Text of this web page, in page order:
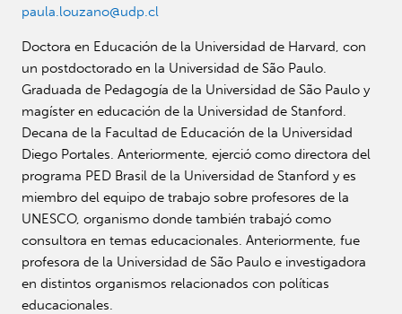
paula.louzano@udp.cl
Doctora en Educación de la Universidad de Harvard, con
un postdoctorado en la Universidad de São Paulo.
Graduada de Pedagogía de la Universidad de São Paulo y
magíster en educación de la Universidad de Stanford.
Decana de la Facultad de Educación de la Universidad
Diego Portales. Anteriormente, ejerció como directora del
programa PED Brasil de la Universidad de Stanford y es
miembro del equipo de trabajo sobre profesores de la
UNESCO, organismo donde también trabajó como
consultora en temas educacionales. Anteriormente, fue
profesora de la Universidad de São Paulo e investigadora
en distintos organismos relacionados con políticas
educacionales.